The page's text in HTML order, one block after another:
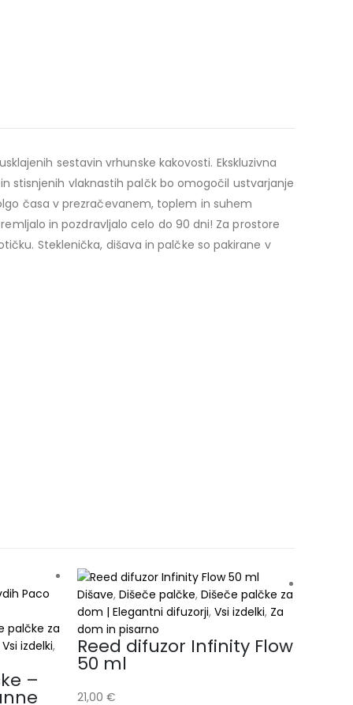
sestavin vrhunske kakovosti. Ekskluzivna
stisnjenih vlaknastih palčk bo omogočil ustvarjanje
časa v prezračevanem, toplem in suhem
in pozdravljalo celo do 90 dni! Za prostore
Steklenička, dišava in palčke so pakirane v
palčke za
Vsi izdelki,
–
Dišave, Dišeče palčke, Dišeče palčke za
dom | Elegantni difuzorji, Vsi izdelki, Za
dom in pisarno
Reed difuzor Infinity Flow
50 ml
21,00 €